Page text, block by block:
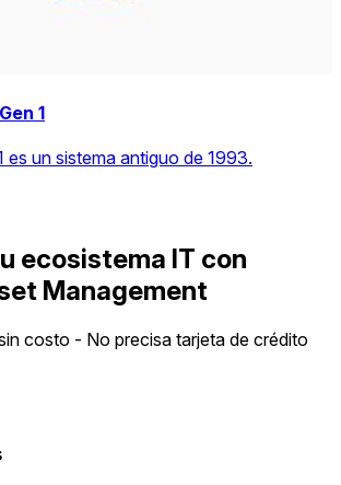
1
es un sistema antiguo de 1993.
ecosistema IT con
Management
costo - No precisa tarjeta de crédito